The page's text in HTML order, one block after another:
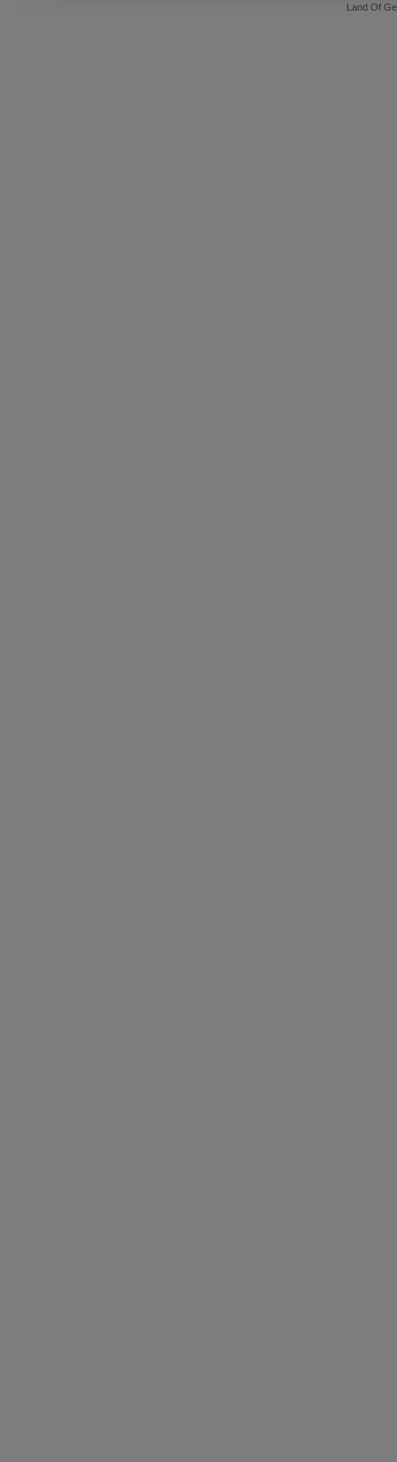
Land Of